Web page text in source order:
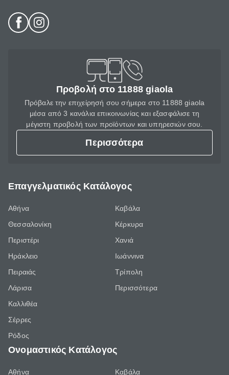
Προβολή στο 11888 giaola
Πρόβαλε την επιχείρησή σου σήμερα στο 11888 giaola
μέσα από 3 κανάλια επικοινωνίας και εξασφάλισε τη
μέγιστη προβολή των προϊόντων και υπηρεσιών σου.
Περισσότερα
Επαγγελματικός Κατάλογος
Αθήνα
Θεσσαλονίκη
Περιστέρι
Ηράκλειο
Πειραιάς
Λάρισα
Καλλιθέα
Σέρρες
Ρόδος
Καβάλα
Κέρκυρα
Χανιά
Ιωάννινα
Τρίπολη
Περισσότερα
Ονομαστικός Κατάλογος
Αθήνα Καβάλα